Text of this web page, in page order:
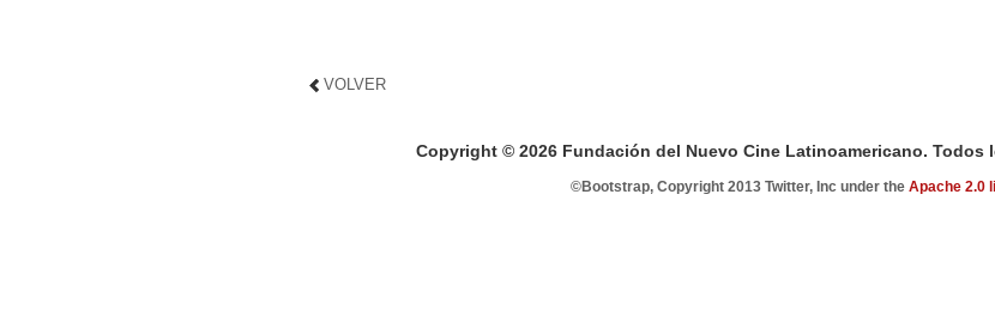
VOLVER
Copyright © 2026 Fundación del Nuevo Cine Latinoamericano. Todos
©Bootstrap, Copyright 2013 Twitter, Inc under the Apache 2.0